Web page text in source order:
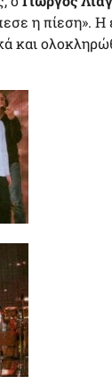
η πίεση».
και